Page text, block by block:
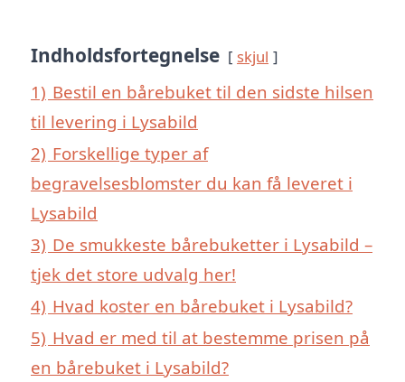
Indholdsfortegnelse skjul
1) Bestil en bårebuket til den sidste hilsen
til levering i Lysabild
2) Forskellige typer af
begravelsesblomster du kan få leveret i
Lysabild
3) De smukkeste bårebuketter i Lysabild –
tjek det store udvalg her!
4) Hvad koster en bårebuket i Lysabild?
5) Hvad er med til at bestemme prisen på
en bårebuket i Lysabild?